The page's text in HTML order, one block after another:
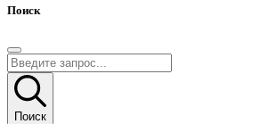
Поиск
Поиск